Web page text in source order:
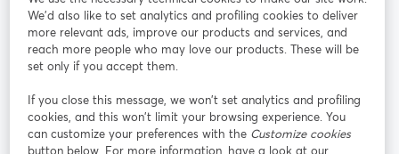
参加する
ライ
ンセ
ミナ
ー
Facebook
新しいタブで開く(Twitter)
YouTube
Instagram
新しいタブで開く
LinkedIn
新しいタブで開く
We'd also like to set analytics and profiling cookies to deliver
more relevant ads, improve our products and services, and
reach more people who may love our products. These will be
set only if you accept them.
If you close this message, we won’t set analytics and profiling
cookies, and this won’t limit your browsing experience. You
can customize your preferences with the Customize cookies
button below. For more information, have a look at our